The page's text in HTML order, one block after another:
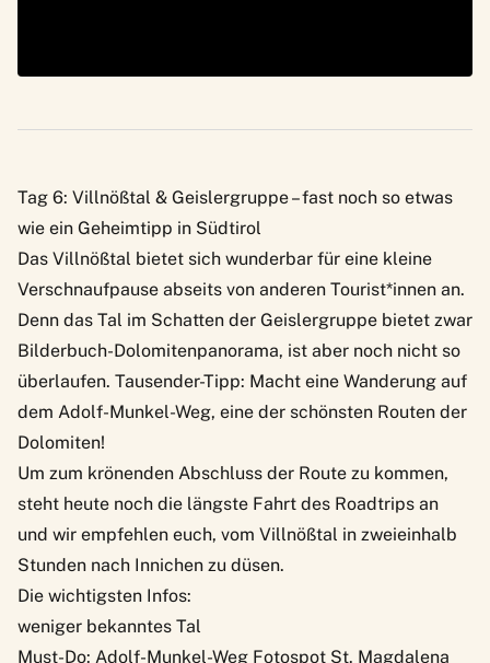
Tag 6: Villnößtal & Geislergruppe – fast noch so etwas
wie ein Geheimtipp in Südtirol
Das Villnößtal bietet sich wunderbar für eine kleine
Verschnaufpause abseits von anderen Tourist*innen an.
Denn das Tal im Schatten der Geislergruppe bietet zwar
Bilderbuch-Dolomitenpanorama, ist aber noch nicht so
überlaufen. Tausender-Tipp: Macht eine Wanderung auf
dem Adolf-Munkel-Weg, eine der schönsten Routen der
Dolomiten!
Um zum krönenden Abschluss der Route zu kommen,
steht heute noch die längste Fahrt des Roadtrips an
und wir empfehlen euch, vom Villnößtal in zweieinhalb
Stunden nach Innichen zu düsen.
Die wichtigsten Infos:
weniger bekanntes Tal
Must-Do: Adolf-Munkel-Weg Fotospot St. Magdalena